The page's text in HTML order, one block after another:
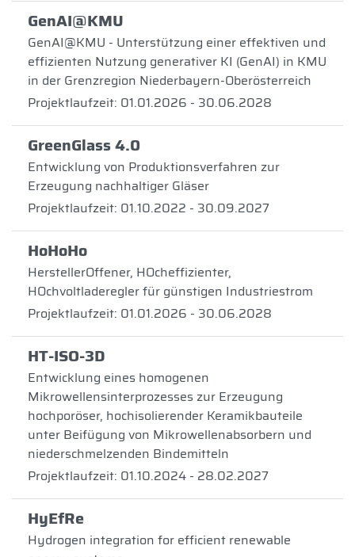
GenAI@KMU
GenAI@KMU - Unterstützung einer effektiven und
effizienten Nutzung generativer KI (GenAI) in KMU
in der Grenzregion Niederbayern-Oberösterreich
Projektlaufzeit: 01.01.2026 - 30.06.2028
GreenGlass 4.0
Entwicklung von Produktionsverfahren zur
Erzeugung nachhaltiger Gläser
Projektlaufzeit: 01.10.2022 - 30.09.2027
HoHoHo
HerstellerOffener, HOcheffizienter,
HOchvoltladeregler für günstigen Industriestrom
Projektlaufzeit: 01.01.2026 - 30.06.2028
HT-ISO-3D
Entwicklung eines homogenen
Mikrowellensinterprozesses zur Erzeugung
hochporöser, hochisolierender Keramikbauteile
unter Beifügung von Mikrowellenabsorbern und
niederschmelzenden Bindemitteln
Projektlaufzeit: 01.10.2024 - 28.02.2027
HyEfRe
Hydrogen integration for efficient renewable